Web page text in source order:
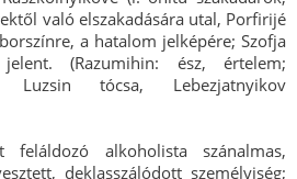
való elszakadására utal, Porfirijé
a hatalom jelképére; Szofja
(Razumihin: ész, értelem;
Luzsin tócsa, Lebezjatnyikov
feláldozó alkoholista szánalmas,
deklasszálódott személyiség;